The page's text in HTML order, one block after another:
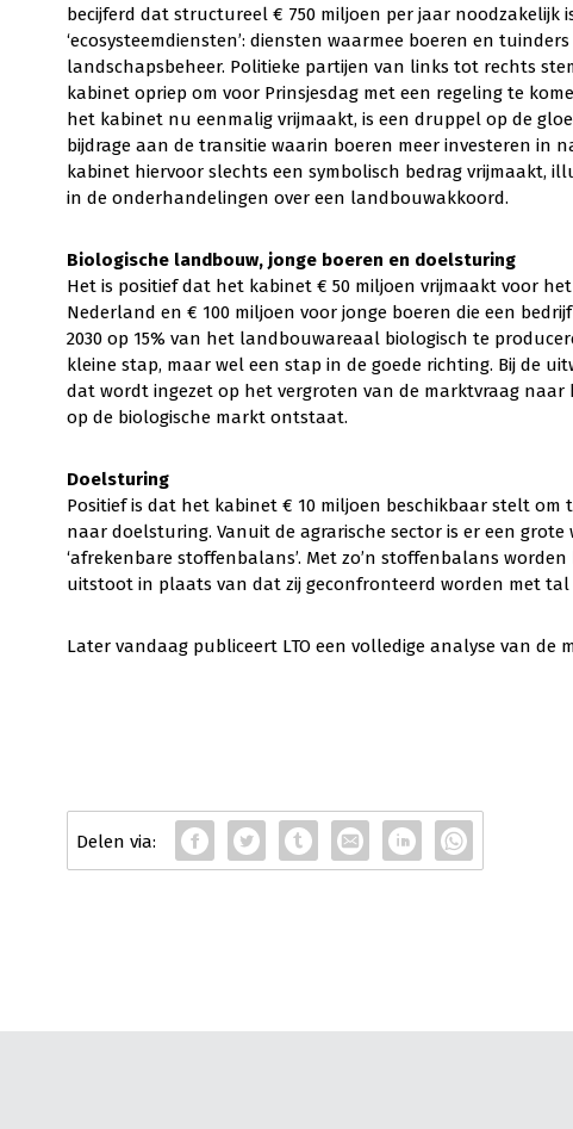
becijferd dat structureel € 750 miljoen per jaar noodzakelijk
‘ecosysteemdiensten’: diensten waarmee boeren en
landschapsbeheer. Politieke partijen van links tot rechts
kabinet opriep om voor Prinsjesdag met een regeling te
het kabinet nu eenmalig vrijmaakt, is een druppel op de
bijdrage aan de transitie waarin boeren meer investeren in
kabinet hiervoor slechts een symbolisch bedrag vrijmaakt,
in de onderhandelingen over een landbouwakkoord.
Biologische landbouw, jonge boeren en doelsturing
Het is positief dat het kabinet € 50 miljoen vrijmaakt voor
Nederland en € 100 miljoen voor jonge boeren die een
2030 op 15% van het landbouwareaal biologisch te
kleine stap, maar wel een stap in de goede richting. Bij de
dat wordt ingezet op het vergroten van de marktvraag
op de biologische markt ontstaat.
Doelsturing
Positief is dat het kabinet € 10 miljoen beschikbaar stelt
naar doelsturing. Vanuit de agrarische sector is er een
‘afrekenbare stoffenbalans’. Met zo’n stoffenbalans
uitstoot in plaats van dat zij geconfronteerd worden met tal
Later vandaag publiceert LTO een volledige analyse van de